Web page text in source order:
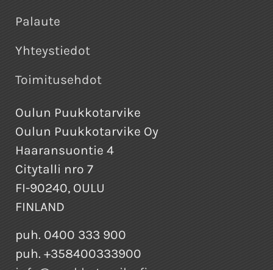
Palaute
Yhteystiedot
Toimitusehdot
Oulun Puukkotarvike
Oulun Puukkotarvike Oy
Haaransuontie 4
Citytalli nro 7
FI-90240, OULU
FINLAND
puh. 0400 333 900
puh. +358400333900